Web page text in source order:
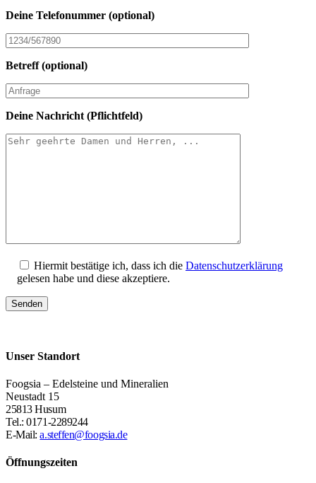
Deine Telefonummer (optional)
Betreff (optional)
Deine Nachricht (Pflichtfeld)
Hiermit bestätige ich, dass ich die Datenschutzerklärung
gelesen habe und diese akzeptiere.
Unser Standort
Foogsia – Edelsteine und Mineralien
Neustadt 15
25813 Husum
Tel.: 0171-2289244
E-Mail:a.steffen@foogsia.de
Öffnungszeiten